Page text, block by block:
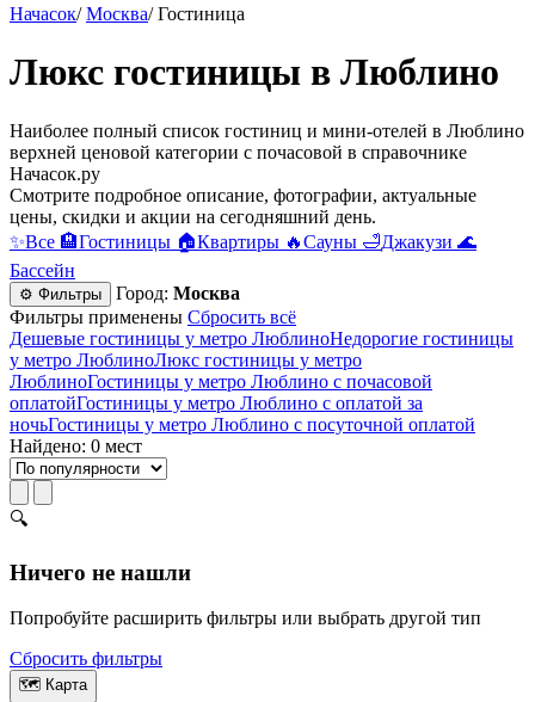
Начасок/ Москва/ Гостиница
Люкс гостиницы в Люблино
Наиболее полный список гостиниц и мини-отелей в Люблино
верхней ценовой категории c почасовой в справочнике
Начасок.ру
Смотрите подробное описание, фотографии, актуальные
цены, скидки и акции на сегодняшний день.
✨Все 🏨Гостиницы 🏠Квартиры 🔥Сауны 🛁Джакузи 🌊
Бассейн
⚙ Фильтры Город: Москва
Фильтры применены Сбросить всё
Дешевые гостиницы у метро ЛюблиноНедорогие гостиницы
у метро ЛюблиноЛюкс гостиницы у метро
ЛюблиноГостиницы у метро Люблино c почасовой
оплатойГостиницы у метро Люблино с оплатой за
ночьГостиницы у метро Люблино c посуточной оплатой
Найдено: 0 мест
🔍
Ничего не нашли
Попробуйте расширить фильтры или выбрать другой тип
Сбросить фильтры
🗺 Карта